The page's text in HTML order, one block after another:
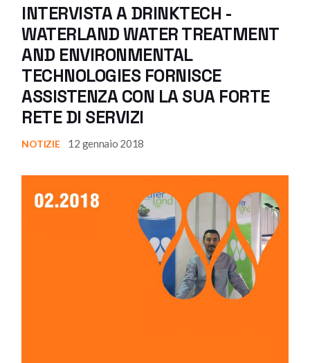
INTERVISTA A DRINKTECH -
WATERLAND WATER TREATMENT
AND ENVIRONMENTAL
TECHNOLOGIES FORNISCE
ASSISTENZA CON LA SUA FORTE
RETE DI SERVIZI
NOTIZIE 12 gennaio 2018